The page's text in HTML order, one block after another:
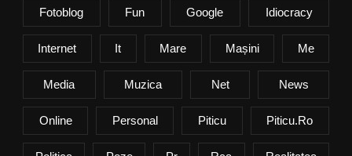
Fotoblog Fun Google Idiocracy
Internet It Mare Mașini Me
Media Muzica Net News
Online Personal Piticu Piticu.ro